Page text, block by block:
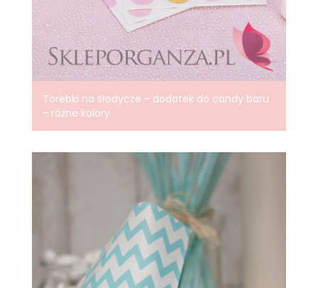
Torebki na słodycze - dodatek do candy baru
- różne kolory